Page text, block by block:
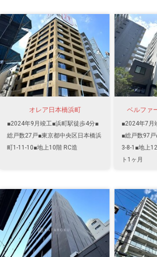
オレア日本橋浜町
■2024年9月竣工■浜町駅徒歩4分■
総戸数27戸■東京都中央区日本橋浜
町1-11-10■地上10階 RC造
ベルファ
■2024年7月
■総戸数97
3-8-1■地上
ト1ヶ月